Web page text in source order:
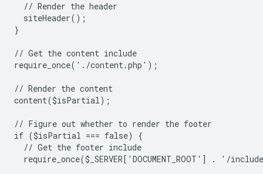
  // Render the header
  siteHeader();
}
// Get the content include
require_once('./content.php');
// Render the content
content($isPartial);
// Figure out whether to render the footer
if ($isPartial === false) {
  // Get the footer include
require_once($_SERVER['DOCUMENT_ROOT'] . '/